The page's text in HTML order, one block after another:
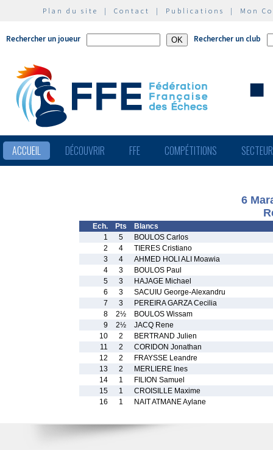
Plan du site | Contact | Publications | Mon
Rechercher un joueur Rechercher un club
ACCUEIL DÉCOUVRIR FFE COMPÉTITIONS
6
Ech. Pts
Blancs
1
5
BOULOS Carlos
2
4
TIERES Cristiano
3
4
AHMED HOLI ALI Moawia
4
3
BOULOS Paul
5
3
HAJAGE Michael
6
3
SACUIU George-Alexandru
7
3
PEREIRA GARZA Cecilia
8
2½
BOULOS Wissam
9
2½
JACQ Rene
10
2
BERTRAND Julien
11
2
CORIDON Jonathan
12
2
FRAYSSE Leandre
13
2
MERLIERE Ines
14
1
FILION Samuel
15
1
CROISILLE Maxime
16
1 NAIT ATMANE Aylane